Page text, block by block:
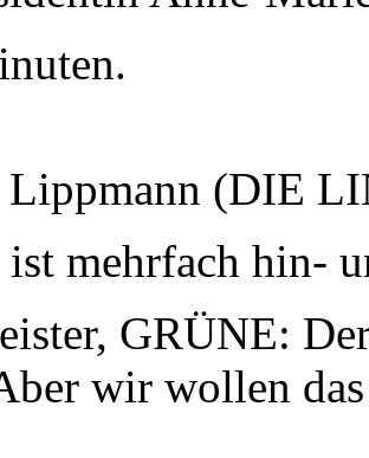
Lippmann (DIE
mehrfach hin-
GRÜNE:
wir wollen